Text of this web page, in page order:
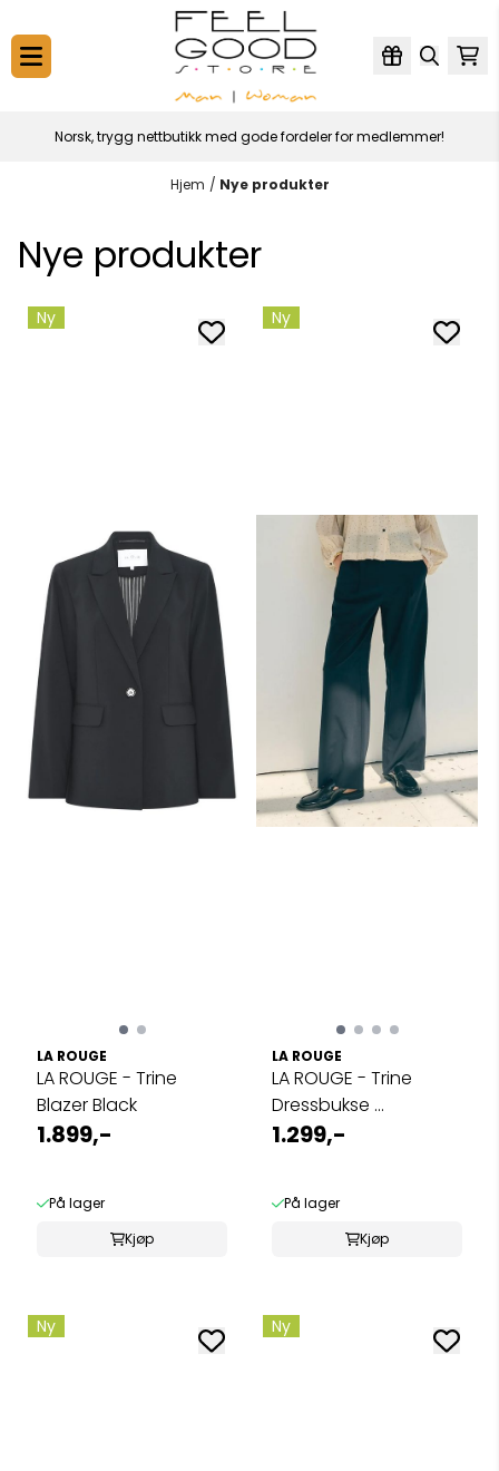
Norsk, trygg nettbutikk med gode fordeler for medlemmer!
Hjem / Nye produkter
Nye produkter
Ny
LA ROUGE
LA ROUGE - Trine
Blazer Black
1.899,-
På lager
Kjøp
Ny
LA ROUGE
LA ROUGE - Trine
Dressbukse ...
1.299,-
På lager
Kjøp
Ny Ny